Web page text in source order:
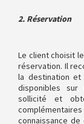
2. Réservation
Le client choisit
réservation. Il
la destination
disponibles
sollicité et
connaissance